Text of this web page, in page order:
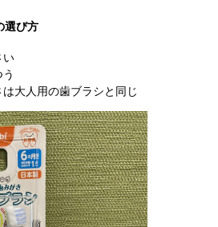
選び方
い
は大人用の歯ブラシと同じ